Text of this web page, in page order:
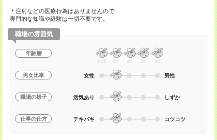
＊注射などの医療行為はありませんので
専門的な知識や経験は一切不要です。
職場の雰囲気
年齢層
20代 30 40 50 60
男女比率 女性 男性
職場の様子 活気あり しずか
仕事の仕方 テキパキ コツコツ